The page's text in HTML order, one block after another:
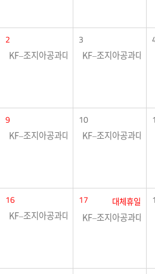
2
KF–조지아공과대학교 협력전시 <크로싱
3
KF–조지아공과대학
9
KF–조지아공과대학교 협력전시 <크로싱
10
KF–조지아공과대학
16
KF–조지아공과대학교 협력전시 <크로싱
17 대체휴일
KF–조지아공과대학